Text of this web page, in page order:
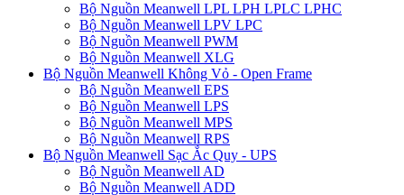
Bộ Nguồn Meanwell LPL LPH LPLC LPHC
Bộ Nguồn Meanwell LPV LPC
Bộ Nguồn Meanwell PWM
Bộ Nguồn Meanwell XLG
Bộ Nguồn Meanwell Không Vỏ - Open Frame
Bộ Nguồn Meanwell EPS
Bộ Nguồn Meanwell LPS
Bộ Nguồn Meanwell MPS
Bộ Nguồn Meanwell RPS
Bộ Nguồn Meanwell Sạc Ắc Quy - UPS
Bộ Nguồn Meanwell AD
Bộ Nguồn Meanwell ADD